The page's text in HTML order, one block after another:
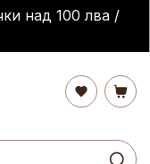
над 100 лва /